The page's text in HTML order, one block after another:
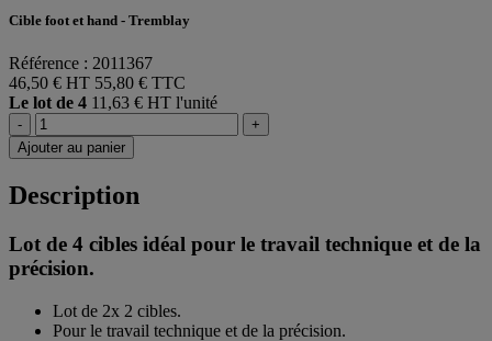
Cible foot et hand - Tremblay
Référence : 2011367
46,50 € HT 55,80 € TTC
Le lot de 4 11,63 € HT l'unité
-
+
Ajouter au panier
Description
Lot de 4 cibles idéal pour le travail technique et de la
précision.
Lot de 2x 2 cibles.
Pour le travail technique et de la précision.